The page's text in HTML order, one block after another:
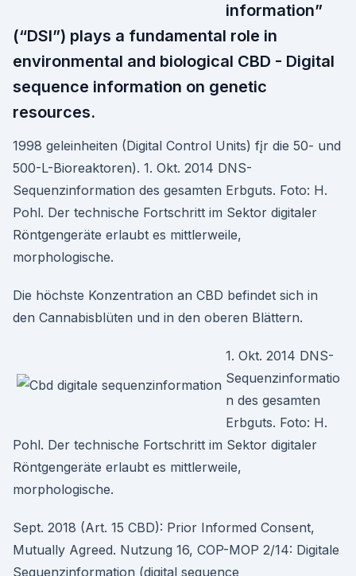
information”
(“DSI”) plays a fundamental role in
environmental and biological CBD - Digital
sequence information on genetic
resources.
1998 geleinheiten (Digital Control Units) fįr die 50- und
500-L-Bioreaktoren). 1. Okt. 2014 DNS-
Sequenzinformation des gesamten Erbguts. Foto: H.
Pohl. Der technische Fortschritt im Sektor digitaler
Röntgengeräte erlaubt es mittlerweile,
morphologische.
Die höchste Konzentration an CBD befindet sich in
den Cannabisblüten und in den oberen Blättern.
1. Okt. 2014 DNS-
Sequenzinformatio
n des gesamten
Erbguts. Foto: H.
Pohl. Der technische Fortschritt im Sektor digitaler
Röntgengeräte erlaubt es mittlerweile,
morphologische.
Sept. 2018 (Art. 15 CBD): Prior Informed Consent,
Mutually Agreed. Nutzung 16, COP-MOP 2/14: Digitale
Sequenzinformation (digital sequence